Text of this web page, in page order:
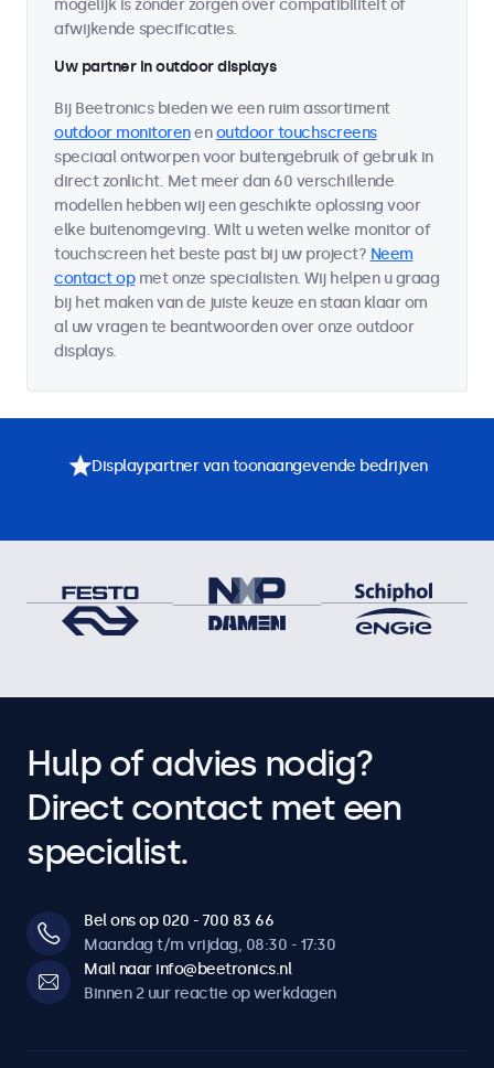
mogelijk is zonder zorgen over compatibiliteit of
afwijkende specificaties.
Uw partner in outdoor displays
Bij Beetronics bieden we een ruim assortiment
outdoor monitorenenoutdoor touchscreens
speciaal ontworpen voor buitengebruik of gebruik in
direct zonlicht. Met meer dan 60 verschillende
modellen hebben wij een geschikte oplossing voor
elke buitenomgeving. Wilt u weten welke monitor of
touchscreen het beste past bij uw project? Neem
contact opmet onze specialisten. Wij helpen u graag
bij het maken van de juiste keuze en staan klaar om
al uw vragen te beantwoorden over onze outdoor
displays.
Displaypartner van toonaangevende bedrijven
Hulp of advies nodig?
Direct contact met een
specialist.
Bel ons op 020 - 700 83 66
Maandag t/m vrijdag, 08:30 - 17:30
Mail naar info@beetronics.nl
Binnen 2 uur reactie op werkdagen